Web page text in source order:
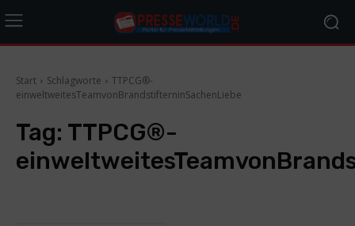
Start Schlagworte
TTPCG®-
einweltweitesTeamvonBrandstifterninSachenLiebe
Tag: TTPCG®-